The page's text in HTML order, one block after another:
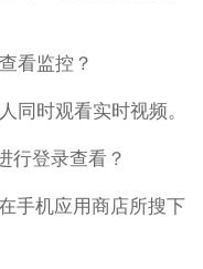
看监控？
时观看实时视频。
登录查看？
手机应用商店所搜下